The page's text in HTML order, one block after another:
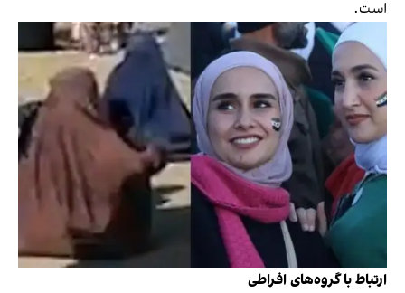
است.
ارتباط با گروه‌های افراطی